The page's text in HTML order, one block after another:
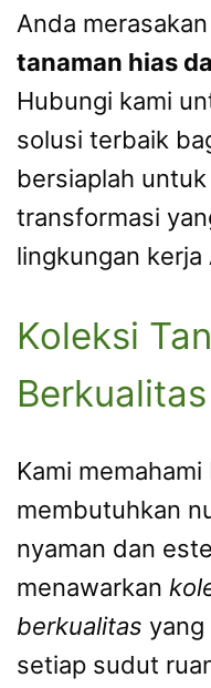
Anda
tanaman hias
Hubungi kami
solusi terbaik
bersiaplah
transformasi
lingkungan kerja
Koleksi
Kami
membutuhkan
nyaman dan
menawarkan
berkualitas
setiap sudut